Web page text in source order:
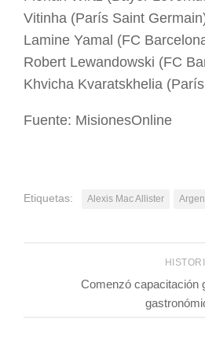
Vitinha (París Saint
Lamine Yamal (FC
Robert Lewandowski (FC
Khvicha Kvaratskhelia
Fuente: MisionesOnline
Etiquetas: Alexis Mac Allister
Comenzó capacitación